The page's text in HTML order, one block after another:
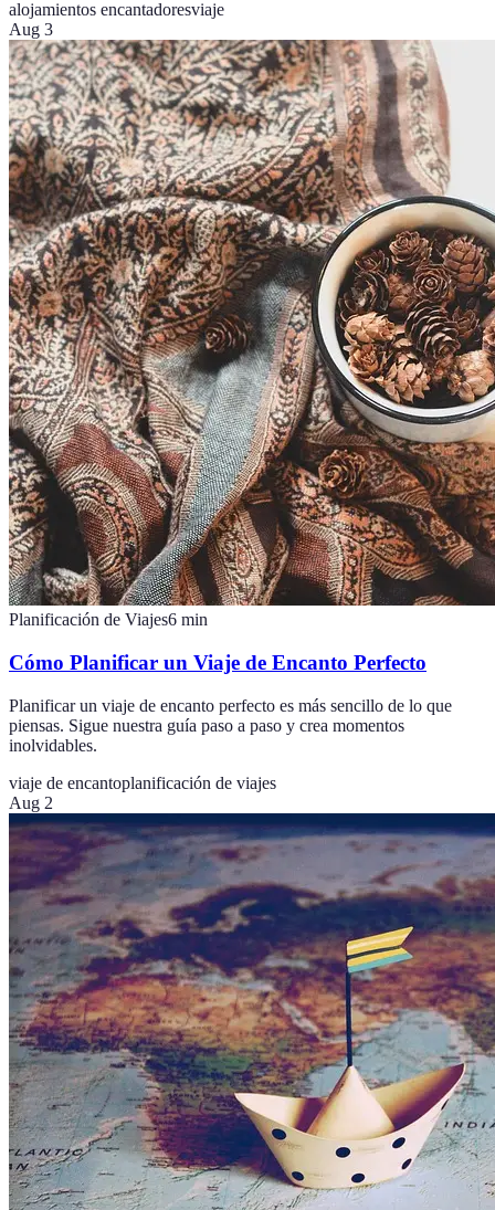
alojamientos encantadoresviaje
Aug 3
Planificación de Viajes6 min
Cómo Planificar un Viaje de Encanto Perfecto
Planificar un viaje de encanto perfecto es más sencillo de lo que
piensas. Sigue nuestra guía paso a paso y crea momentos
inolvidables.
viaje de encantoplanificación de viajes
Aug 2